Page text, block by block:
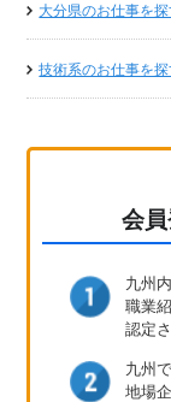
大分県のお仕事を
技術系のお仕事を
会
九州
職業
認定
九州
地場